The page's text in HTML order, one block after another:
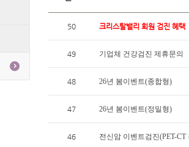
50 크리스탈밸리 회원 검진 혜택
49 기업체 건강검진 제휴문의
48 26년 봄이벤트(종합형)
47 26년 봄이벤트(정밀형)
46 전신암 이벤트검진(PET-CT